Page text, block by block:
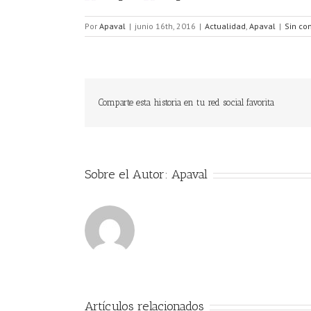
Por Apaval | junio 16th, 2016 | Actualidad, Apaval | Sin
Comparte esta historia en tu red social favorita
Sobre el Autor: Apaval
Artículos relacionados